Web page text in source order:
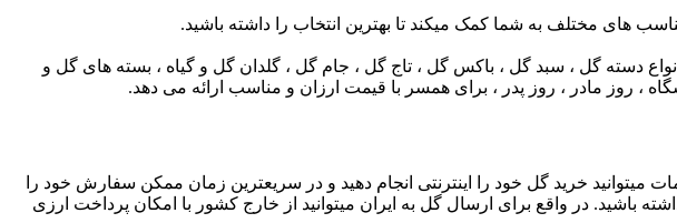
های مختلف به شما کمک میکند تا بهترین انتخاب را داشته باشید.
دسته گل ، سبد گل ، باکس گل ، تاج گل ، جام گل ، گلدان گل و گیاه ، بسته های گل و
، روز مادر ، روز پدر ، برای همسر با قیمت ارزان و مناسب ارائه می دهد.
خرید گل خود را اینترنتی انجام دهید و در سریعترین زمان ممکن سفارش خود را
باشید. در واقع برای ارسال گل به ایران میتوانید از خارج کشور با امکان پرداخت ارزی